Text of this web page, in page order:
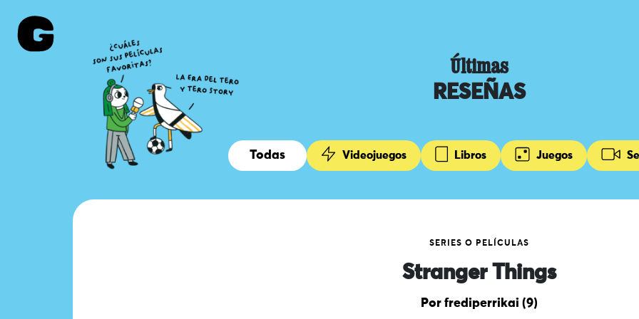
Últimas
RESEÑAS
Todas Videojuegos Libros Juegos
SERIES O PELÍCULAS
Stranger Things
Por frediperrikai (9)